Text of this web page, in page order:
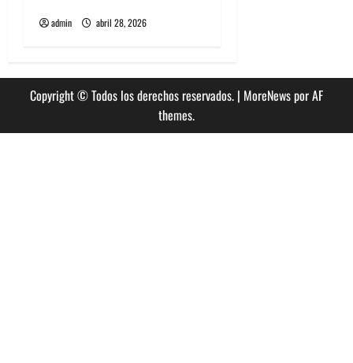
admin abril 28, 2026
Copyright © Todos los derechos reservados. | MoreNewspor AF
themes.